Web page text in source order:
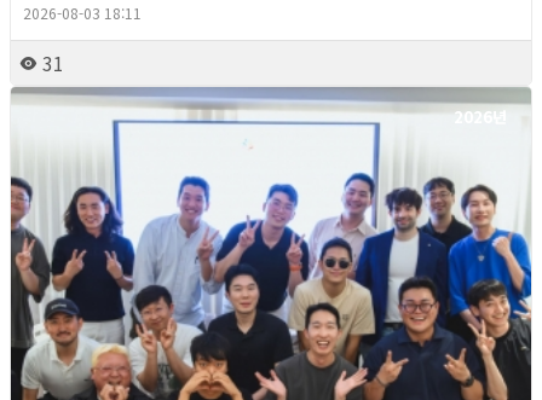
2026-08-03 18:11
31
2026년